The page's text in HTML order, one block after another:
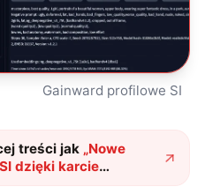
Gainward profilowe SI
treści jak „Nowe
dzięki karcie
pokazuje, jak szybko